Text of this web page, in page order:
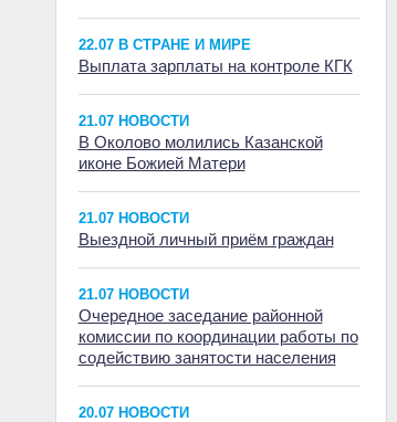
22.07 В СТРАНЕ И МИРЕ
Выплата зарплаты на контроле КГК
21.07 НОВОСТИ
В Околово молились Казанской
иконе Божией Матери
21.07 НОВОСТИ
Выездной личный приём граждан
21.07 НОВОСТИ
Очередное заседание районной
комиссии по координации работы по
содействию занятости населения
20.07 НОВОСТИ